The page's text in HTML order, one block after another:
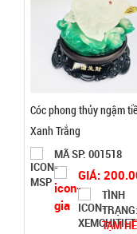
Cóc phong thủy ngậm
Xanh Trắng
MÃ SP: 001518
GIÁ:
TÌNH
TRẠNG:
TẠM